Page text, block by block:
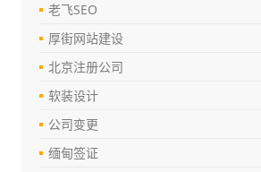
老飞SEO
厚街网站建设
北京注册公司
软装设计
公司变更
缅甸签证